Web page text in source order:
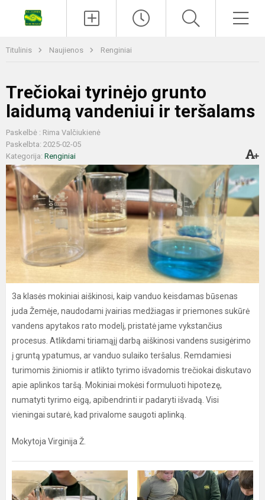
Titulinis Naujienos Renginiai
Trečiokai tyrinėjo grunto
laidumą vandeniui ir teršalams
Paskelbė : Rima Valčiukienė
Paskelbta: 2025-02-05
Kategorija: Renginiai
3a klasės mokiniai aiškinosi, kaip vanduo keisdamas būsenas
juda Žemėje, naudodami įvairias medžiagas ir priemones sukūrė
vandens apytakos rato modelį, pristatė jame vykstančius
procesus. Atlikdami tiriamąjį darbą aiškinosi vandens susigėrimo
į gruntą ypatumus, ar vanduo sulaiko teršalus. Remdamiesi
turimomis žiniomis ir atlikto tyrimo išvadomis trečiokai diskutavo
apie aplinkos taršą. Mokiniai mokėsi formuluoti hipotezę,
numatyti tyrimo eigą, apibendrinti ir padaryti išvadą. Visi
vieningai sutarė, kad privalome saugoti aplinką.
Mokytoja Virginija Ž.